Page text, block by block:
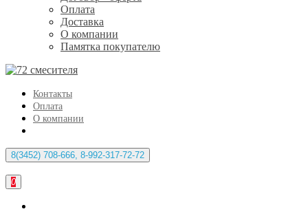
Оплата
Доставка
О компании
Памятка покупателю
Контакты
Оплата
О компании
8(3452) 708-666, 8-992-317-72-72
0